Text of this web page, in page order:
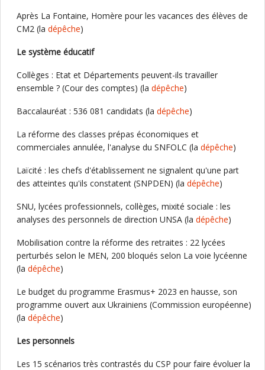
Après La Fontaine, Homère pour les vacances des élèves de
CM2 (la dépêche)
Le système éducatif
Collèges : Etat et Départements peuvent-ils travailler
ensemble ? (Cour des comptes) (la dépêche)
Baccalauréat : 536 081 candidats (la dépêche)
La réforme des classes prépas économiques et
commerciales annulée, l'analyse du SNFOLC (la dépêche)
Laïcité : les chefs d'établissement ne signalent qu'une part
des atteintes qu'ils constatent (SNPDEN) (la dépêche)
SNU, lycées professionnels, collèges, mixité sociale : les
analyses des personnels de direction UNSA (la dépêche)
Mobilisation contre la réforme des retraites : 22 lycées
perturbés selon le MEN, 200 bloqués selon La voie lycéenne
(la dépêche)
Le budget du programme Erasmus+ 2023 en hausse, son
programme ouvert aux Ukrainiens (Commission européenne)
(la dépêche)
Les personnels
Les 15 scénarios très contrastés du CSP pour faire évoluer la